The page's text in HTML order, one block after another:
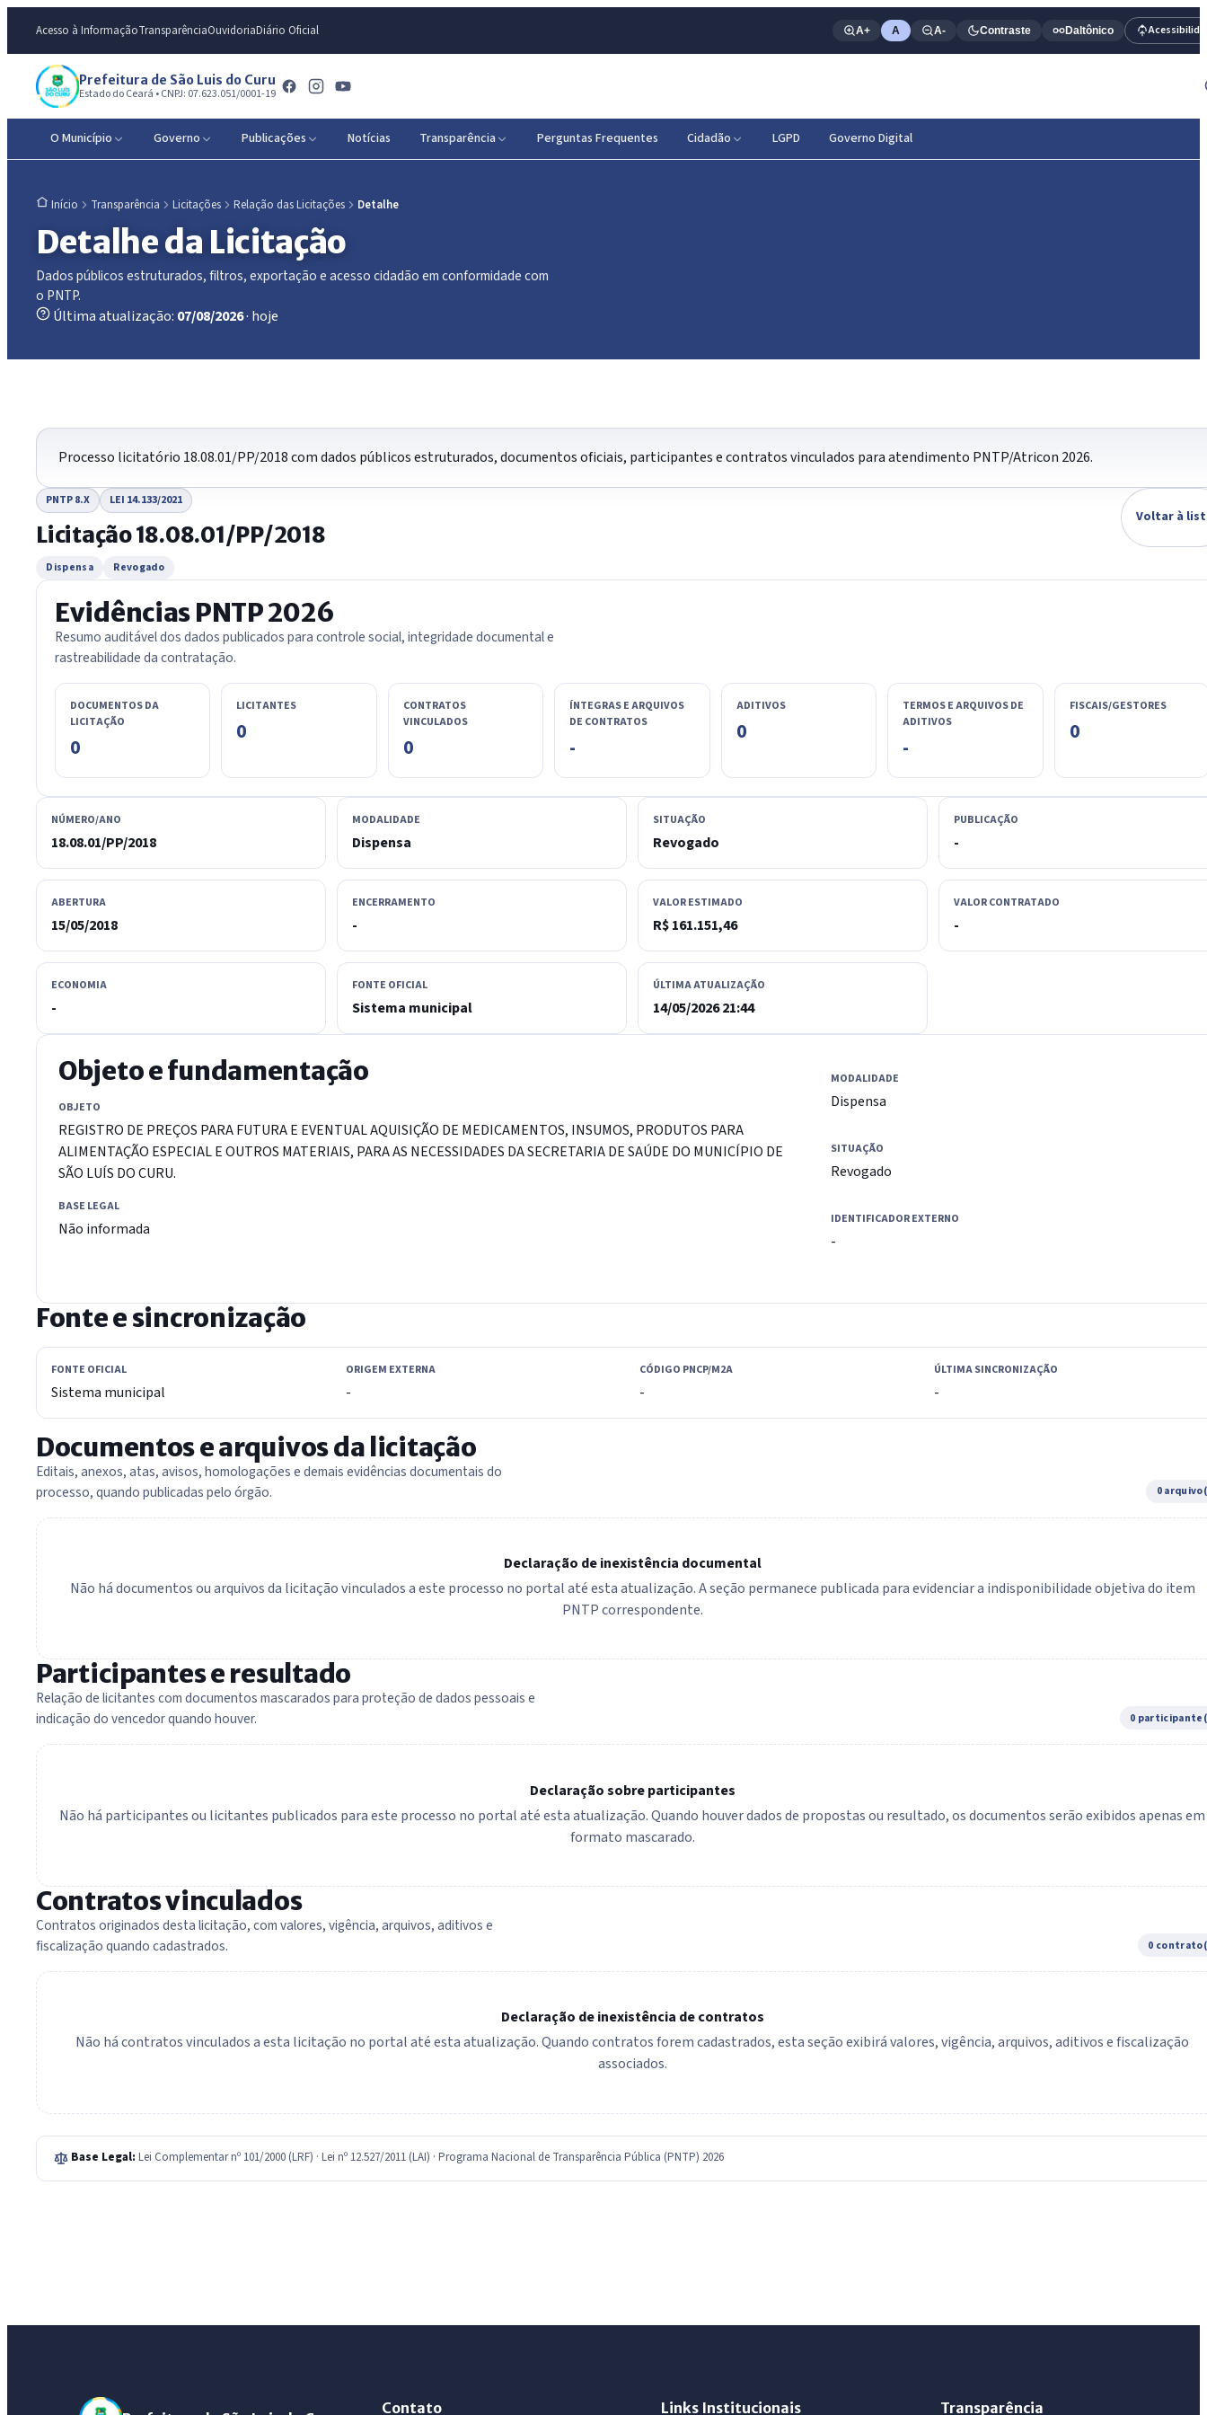
Acesso à InformaçãoTransparênciaOuvidoriaDiário Oficial A+ A A- Contraste Daltônico
Prefeitura de São Luis do Curu
Estado do Ceará • CNPJ: 07.623.051/0001-19
O Município Governo Publicações Notícias Transparência Perguntas Frequentes Cidadão LGPD Governo Digital
Início Transparência Licitações Relação das Licitações Detalhe
Detalhe da Licitação
Dados públicos estruturados, filtros, exportação e acesso cidadão em conformidade com
o PNTP.
Última atualização: 07/08/2026· hoje
Processo licitatório 18.08.01/PP/2018 com dados públicos estruturados, documentos oficiais, participantes e contratos vinculados para atendimento PNTP/Atricon 2026.
PNTP 8.X LEI 14.133/2021
Licitação 18.08.01/PP/2018
Dispensa Revogado
Voltar à
Evidências PNTP 2026
Resumo auditável dos dados publicados para controle social, integridade documental e
rastreabilidade da contratação.
DOCUMENTOS DA
LICITAÇÃO
0
LICITANTES
0
CONTRATOS
VINCULADOS
0
ÍNTEGRAS E ARQUIVOS
DE CONTRATOS
-
ADITIVOS
0
TERMOS E ARQUIVOS DE
ADITIVOS
-
FISCAIS/GESTORES
0
NÚMERO/ANO
18.08.01/PP/2018
MODALIDADE
Dispensa
SITUAÇÃO
Revogado
PUBLICAÇÃO
-
ABERTURA
15/05/2018
ENCERRAMENTO
-
VALOR ESTIMADO
R$ 161.151,46
VALOR CONTRATADO
-
ECONOMIA
-
FONTE OFICIAL
Sistema municipal
ÚLTIMA ATUALIZAÇÃO
14/05/2026 21:44
Objeto e fundamentação
OBJETO
REGISTRO DE PREÇOS PARA FUTURA E EVENTUAL AQUISIÇÃO DE MEDICAMENTOS, INSUMOS, PRODUTOS PARA
ALIMENTAÇÃO ESPECIAL E OUTROS MATERIAIS, PARA AS NECESSIDADES DA SECRETARIA DE SAÚDE DO MUNICÍPIO DE
SÃO LUÍS DO CURU.
BASE LEGAL
Não informada
MODALIDADE
Dispensa
SITUAÇÃO
Revogado
IDENTIFICADOR EXTERNO
-
Fonte e sincronização
FONTE OFICIAL
Sistema municipal
ORIGEM EXTERNA
-
CÓDIGO PNCP/M2A
-
ÚLTIMA SINCRONIZAÇÃO
-
Documentos e arquivos da licitação
Editais, anexos, atas, avisos, homologações e demais evidências documentais do
processo, quando publicadas pelo órgão.
0
Declaração de inexistência documental
Não há documentos ou arquivos da licitação vinculados a este processo no portal até esta atualização. A seção permanece publicada para evidenciar a indisponibilidade objetiva do item
PNTP correspondente.
Participantes e resultado
Relação de licitantes com documentos mascarados para proteção de dados pessoais e
indicação do vencedor quando houver.
0
Declaração sobre participantes
Não há participantes ou licitantes publicados para este processo no portal até esta atualização. Quando houver dados de propostas ou resultado, os documentos serão exibidos apenas em
formato mascarado.
Contratos vinculados
Contratos originados desta licitação, com valores, vigência, arquivos, aditivos e
fiscalização quando cadastrados.
0
Declaração de inexistência de contratos
Não há contratos vinculados a esta licitação no portal até esta atualização. Quando contratos forem cadastrados, esta seção exibirá valores, vigência, arquivos, aditivos e fiscalização
associados.
Base Legal: Lei Complementar nº 101/2000 (LRF) · Lei nº 12.527/2011 (LAI) · Programa Nacional de Transparência Pública (PNTP) 2026
Contato Links Institucionais Transparência
IntGest AI